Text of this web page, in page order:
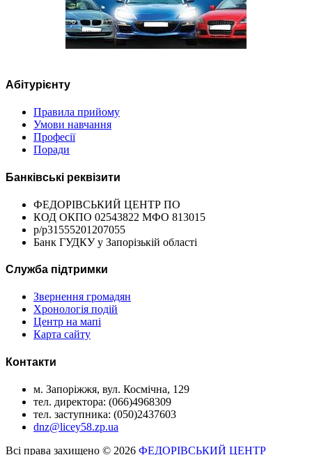
Абітурієнту
Правила прийому
Умови навчання
Професії
Поради
Банківські реквізити
ФЕДОРІВСЬКИЙ ЦЕНТР ПО
КОД ОКПО 02543822 МФО 813015
р/р31555201207055
Банк ГУДКУ у Запорізькій області
Служба підтримки
Звернення громадян
Хронологія подій
Центр на мапі
Карта сайту
Контакти
м. Запоріжжя, вул. Космічна, 129
тел. директора: (066)4968309
тел. заступника: (050)2437603
dnz@licey58.zp.ua
Всі права захищено © 2026 ФЕДОРІВСЬКИЙ ЦЕНТР